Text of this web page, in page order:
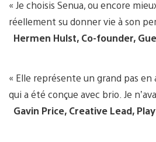
« Je choisis Senua, ou encore
réellement su donner vie à son
Hermen Hulst, Co-founder,
« Elle représente un grand pas
qui a été conçue avec brio. Je
Gavin Price, Creative Lead,